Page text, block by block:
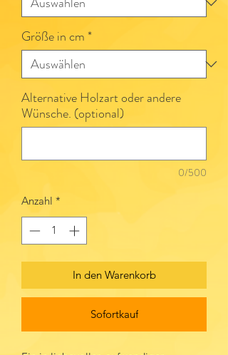
Größe in cm *
Alternative Holzart oder andere
Wünsche. (optional)
0/500
Anzahl *
In den Warenkorb
Sofortkauf